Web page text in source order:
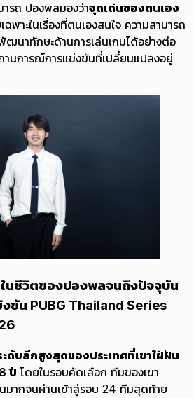
รถ ปองพลมองว่าจุดเด่นของตนเอง
ฉพาะในเรื่องที่ตนเองสนใจ ความสามารถ
ฒนาทักษะด้านการเล่นเกมได้อย่างต่อ
านการณ์การแข่งขันที่เปลี่ยนแปลงอยู่
นชีวิตของปองพลจนถึงปัจจุบัน
งขัน PUBG Thailand Series
ดับลีกสูงสุดของประเทศที่เขาใฝ่ฝัน
ปี โดยในรอบคัดเลือก ทีมของเขา
มากจนผ่านเข้าสู่รอบ 24 ทีมสุดท้าย